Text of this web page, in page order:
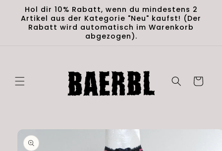
Skip to
content
Hol dir 10% Rabatt, wenn du mindestens 2
Artikel aus der Kategorie "Neu" kaufst! (Der
Rabatt wird automatisch im Warenkorb
abgezogen).
Cart
Skip to
product
information